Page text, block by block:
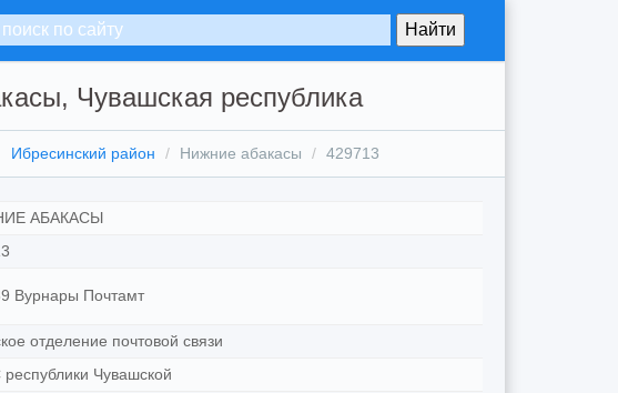
Чувашская республика
Ибресинский район Нижние абакасы 429713
АБАКАСЫ
Вурнары Почтамт
отделение почтовой связи
Чувашской